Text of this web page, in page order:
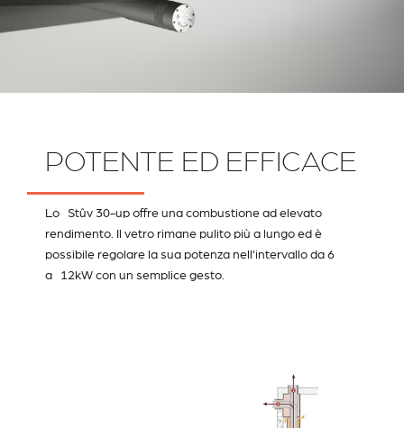
POTENTE ED EFFICACE
Lo Stûv 30-up offre una combustione ad elevato
rendimento. Il vetro rimane pulito più a lungo ed è
possibile regolare la sua potenza nell'intervallo da 6
a 12kW con un semplice gesto.